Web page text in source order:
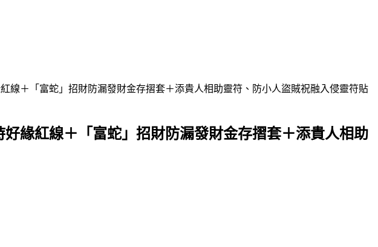
線＋「富蛇」招財防漏發財金存摺套＋添貴人相助靈符、防小人盜賊祝融入侵靈符貼
緣紅線＋「富蛇」招財防漏發財金存摺套＋添貴人相助